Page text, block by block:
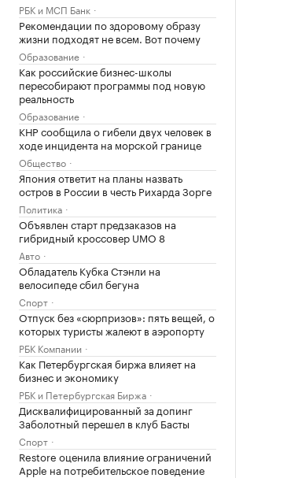
РБК и МСП Банк
Рекомендации по здоровому образу
жизни подходят не всем. Вот почему
Образование
Как российские бизнес-школы
пересобирают программы под новую
реальность
Образование
КНР сообщила о гибели двух человек в
ходе инцидента на морской границе
Общество
Япония ответит на планы назвать
остров в России в честь Рихарда Зорге
Политика
Объявлен старт предзаказов на
гибридный кроссовер UMO 8
Авто
Обладатель Кубка Стэнли на
велосипеде сбил бегуна
Спорт
Отпуск без «сюрпризов»: пять вещей, о
которых туристы жалеют в аэропорту
РБК Компании
Как Петербургская биржа влияет на
бизнес и экономику
РБК и Петербургская Биржа
Дисквалифицированный за допинг
Заболотный перешел в клуб Басты
Спорт
Restore оценила влияние ограничений
Apple на потребительское поведение